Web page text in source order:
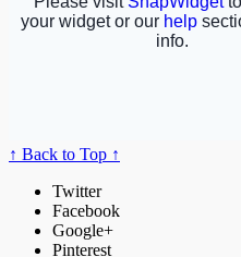
↑ Back to Top ↑
Twitter
Facebook
Google+
Pinterest